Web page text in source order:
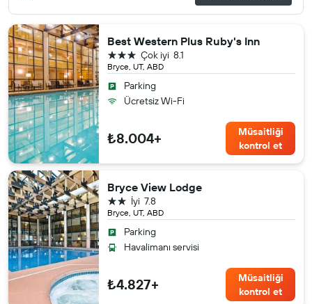
Best Western Plus Ruby's Inn
Bryce, UT, ABD
8.1
Çok iyi
3 yıldız
Parking
Ücretsiz Wi-Fi
₺8.004+
Müsaitliği
kontrol et
Bryce View Lodge
Bryce, UT, ABD
7.8
İyi
2 yıldız
Parking
Havalimanı servisi
₺4.827+
Müsaitliği
kontrol et